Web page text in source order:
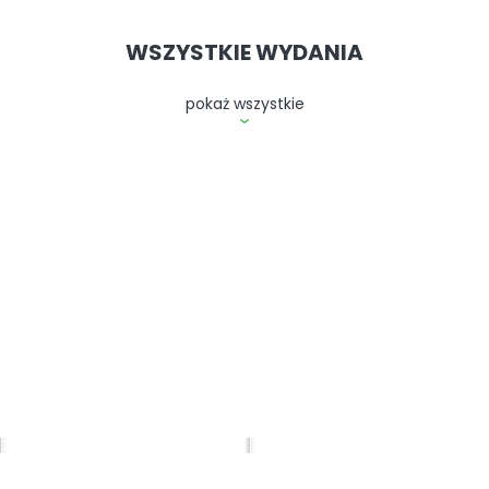
w stosunku do ceny kioskowej. Bieżące wydania
przeczytać najnowsze artykuły, komentarze i
WSZYSTKIE WYDANIA
pokaż wszystkie